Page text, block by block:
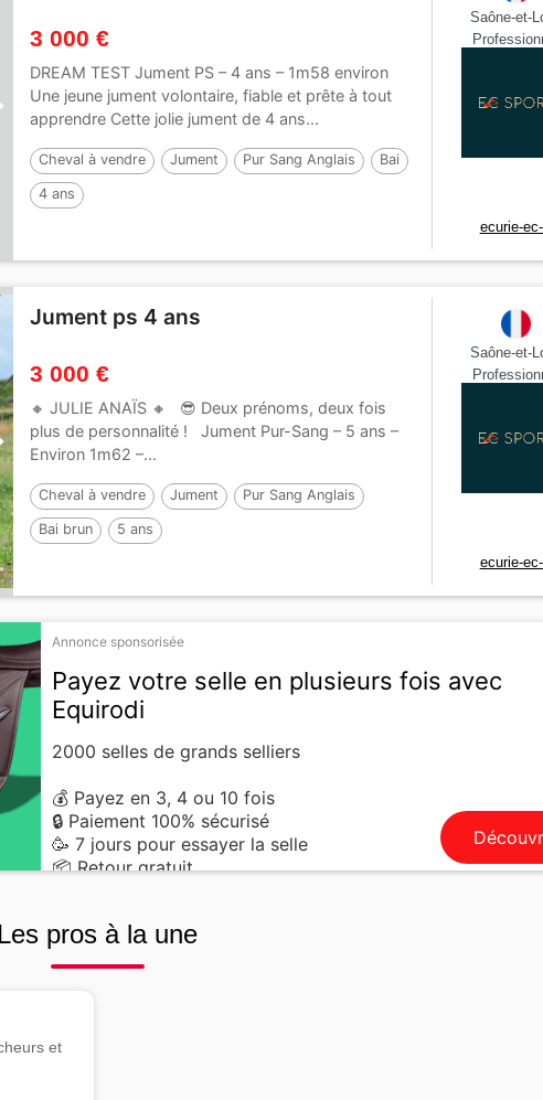
3 000 €
DREAM TEST Jument PS – 4 ans – 1m58 environ
Une jeune jument volontaire, fiable et prête à tout
apprendre Cette jolie jument de 4 ans...
Cheval à vendre Jument Pur Sang Anglais Bai
4 ans
Saône-et-
ecurie-
Jument ps 4 ans
3 000 €
🔸️ JULIE ANAÏS 🔸️ 😎 Deux prénoms, deux fois
plus de personnalité ! Jument Pur-Sang – 5 ans –
Environ 1m62 –...
Cheval à vendre Jument Pur Sang Anglais
Bai brun 5 ans
Saône-et-
ecurie-
Annonce sponsorisée
Payez votre selle en plusieurs fois avec
Equirodi
2000 selles de grands selliers
💰 Payez en 3, 4 ou 10 fois
🔒 Paiement 100% sécurisé
🥳 7 jours pour essayer la selle
📦 Retour gratuit
Les pros à la une
et